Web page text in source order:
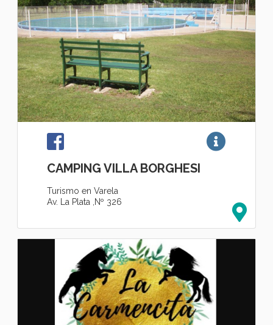
CAMPING VILLA BORGHESI
Turismo en Varela
Av. La Plata ,Nº 326